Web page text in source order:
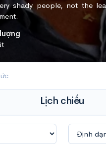
shady people, not the
Lịch chiếu